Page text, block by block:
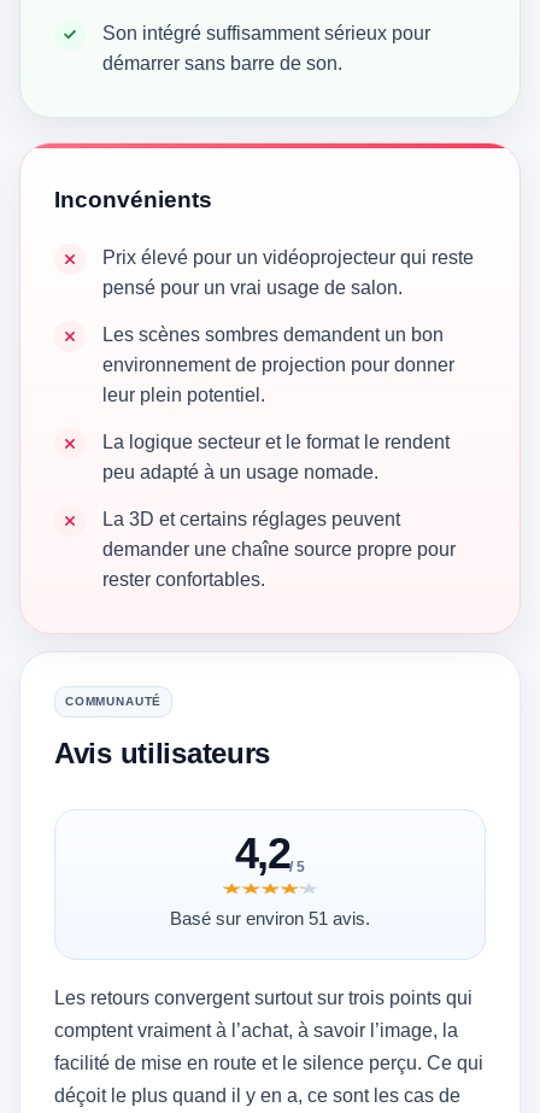
Son intégré suffisamment sérieux pour
démarrer sans barre de son.
Inconvénients
Prix élevé pour un vidéoprojecteur qui reste
pensé pour un vrai usage de salon.
Les scènes sombres demandent un bon
environnement de projection pour donner
leur plein potentiel.
La logique secteur et le format le rendent
peu adapté à un usage nomade.
La 3D et certains réglages peuvent
demander une chaîne source propre pour
rester confortables.
COMMUNAUTÉ
Avis utilisateurs
Les retours convergent surtout sur trois points qui
comptent vraiment à l’achat, à savoir l’image, la
facilité de mise en route et le silence perçu. Ce qui
déçoit le plus quand il y en a, ce sont les cas de
4,2/ 5
★★★★★
★★★★★
Basé sur environ 51 avis.